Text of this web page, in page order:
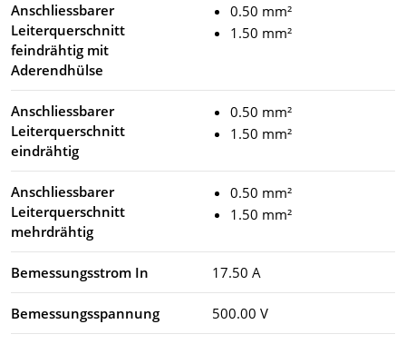
Anschliessbarer
Leiterquerschnitt
feindrähtig mit
Aderendhülse
0.50 mm²
1.50 mm²
Anschliessbarer
Leiterquerschnitt
eindrähtig
0.50 mm²
1.50 mm²
Anschliessbarer
Leiterquerschnitt
mehrdrähtig
0.50 mm²
1.50 mm²
Bemessungsstrom In 17.50 A
Bemessungsspannung 500.00 V